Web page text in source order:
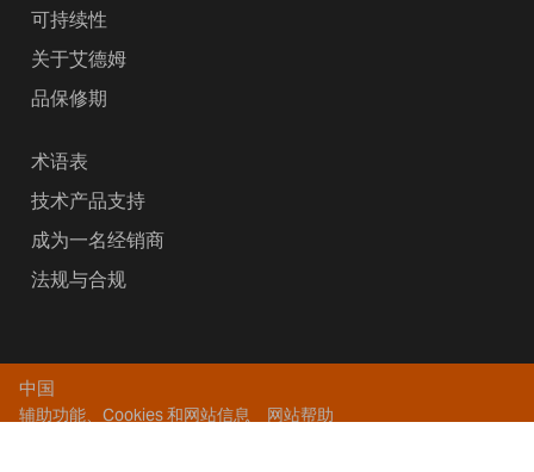
可持续性
关于艾德姆
品保修期
术语表
技术产品支持
成为一名经销商
法规与合规
中国
辅助功能、Cookies 和网站信息
网站帮助